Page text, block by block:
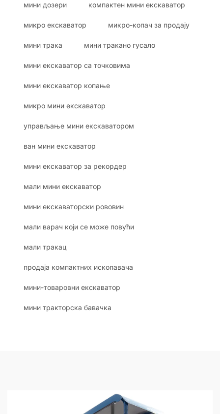
мини дозери компактен мини екскаватор
микро екскаватор микро-копач за продају
мини трака мини тракано гусало
мини екскаватор са точковима
мини екскаватор копање
микро мини екскаватор
управљање мини екскаватором
ван мини екскаватор
мини екскаватор за рекордер
мали мини екскаватор
мини екскаваторски рововин
мали варач који се може повући
мали тракац
продаја компактних ископавача
мини-товаровни екскаватор
мини тракторска бавачка